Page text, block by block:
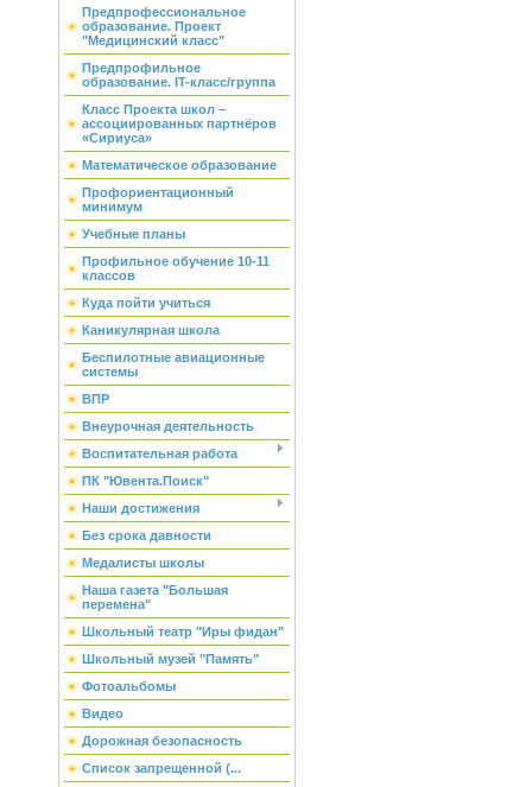
Предпрофессиональное
образование. Проект
"Медицинский класс"
Предпрофильное
образование. IT-класс/группа
Класс Проекта школ –
ассоциированных партнёров
«Сириуса»
Математическое образование
Профориентационный
минимум
Учебные планы
Профильное обучение 10-11
классов
Куда пойти учиться
Каникулярная школа
Беспилотные авиационные
системы
ВПР
Внеурочная деятельность
Воспитательная работа
ПК "Ювента.Поиск"
Наши достижения
Без срока давности
Медалисты школы
Наша газета "Большая
перемена"
Школьный театр "Иры фидан"
Школьный музей "Память"
Фотоальбомы
Видео
Дорожная безопасность
Список запрещенной (...